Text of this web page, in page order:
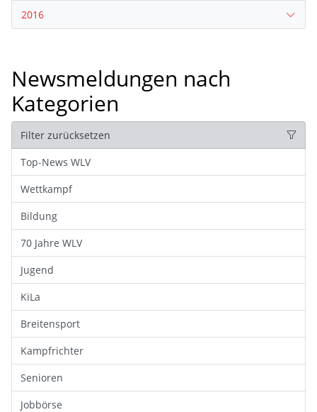
2016
Newsmeldungen nach
Kategorien
Filter zurücksetzen
Top-News WLV
Wettkampf
Bildung
70 Jahre WLV
Jugend
KiLa
Breitensport
Kampfrichter
Senioren
Jobbörse